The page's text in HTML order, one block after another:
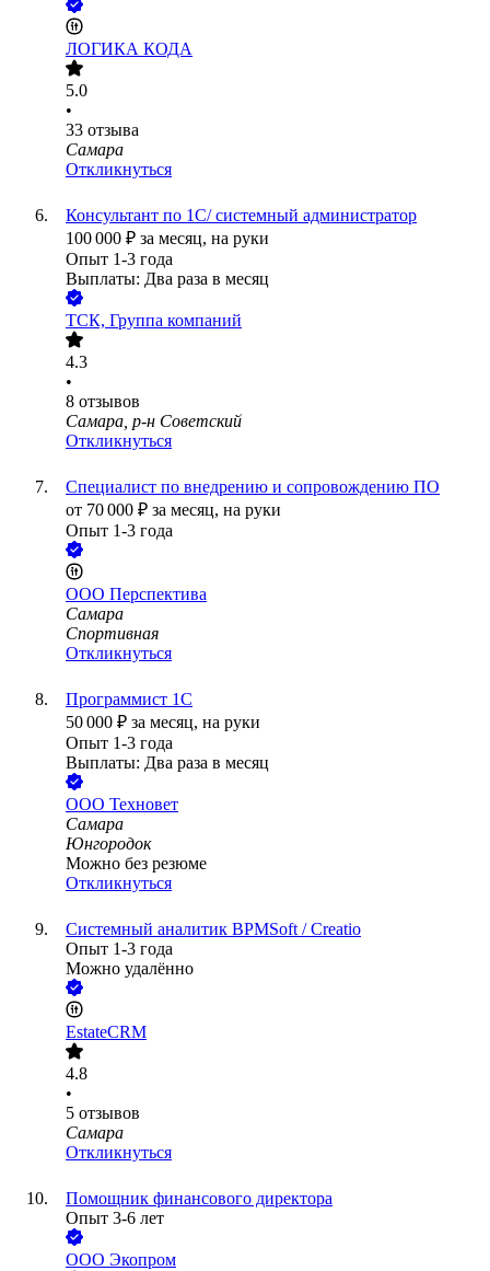
ЛОГИКА КОДА
5.0
•
33 отзыва
Самара
Откликнуться
Консультант по 1С/ cистемный администратор
100 000 ₽ за месяц, на руки
Опыт 1-3 года
Выплаты: Два раза в месяц
ТСК, Группа компаний
4.3
•
8 отзывов
Самара, р-н Советский
Откликнуться
Специалист по внедрению и сопровождению ПО
от 70 000 ₽ за месяц, на руки
Опыт 1-3 года
ООО Перспектива
Самара
Спортивная
Откликнуться
Программист 1С
50 000 ₽ за месяц, на руки
Опыт 1-3 года
Выплаты: Два раза в месяц
ООО Техновет
Самара
Юнгородок
Можно без резюме
Откликнуться
Системный аналитик BPMSoft / Creatio
Опыт 1-3 года
Можно удалённо
EstateCRM
4.8
•
5 отзывов
Самара
Откликнуться
Помощник финансового директора
Опыт 3-6 лет
ООО Экопром